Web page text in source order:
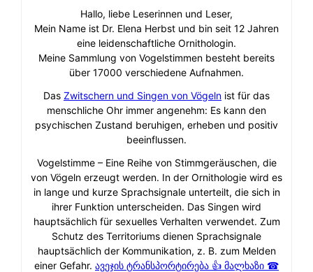
Hallo, liebe Leserinnen und Leser,
Mein Name ist Dr. Elena Herbst und bin seit 12 Jahren
eine leidenschaftliche Ornithologin.
Meine Sammlung von Vogelstimmen besteht bereits
über 17000 verschiedene Aufnahmen.
Das Zwitschern und Singen von Vögeln ist für das
menschliche Ohr immer angenehm: Es kann den
psychischen Zustand beruhigen, erheben und positiv
beeinflussen.
Vogelstimme – Eine Reihe von Stimmgeräuschen, die
von Vögeln erzeugt werden. In der Ornithologie wird es
in lange und kurze Sprachsignale unterteilt, die sich in
ihrer Funktion unterscheiden. Das Singen wird
hauptsächlich für sexuelles Verhalten verwendet. Zum
Schutz des Territoriums dienen Sprachsignale
hauptsächlich der Kommunikation, z. B. zum Melden
einer Gefahr. ავეჯის ტრანსპორტირება 👍 მალხაზი ☎